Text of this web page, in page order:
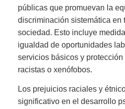
públicas que promuevan la
discriminación sistemática en
sociedad. Esto incluye
igualdad de oportunidades
servicios básicos y
racistas o xenófobos.
Los prejuicios raciales y
significativo en el desarrollo